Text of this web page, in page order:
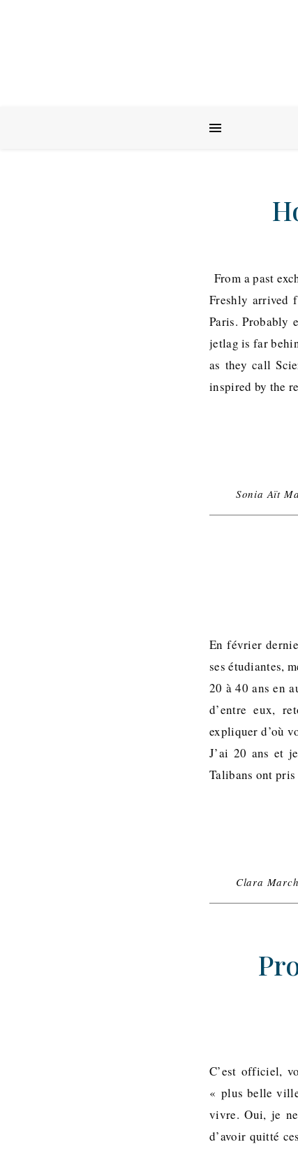
From a past
Freshly arrived
Paris. Probably
jetlag is far
as they call
inspired by the
Sonia Aït
En février
ses étudiantes,
20 à 40 ans en
d’entre eux,
expliquer d’où
J’ai 20 ans et
Talibans ont
Clara
C’est officiel,
« plus belle
vivre. Oui, je
d’avoir quitté